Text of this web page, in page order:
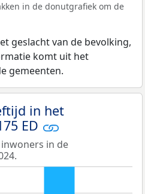
in de donutgrafiek om de
geslacht van de bevolking,
komt uit het
gemeenten.
in het
ED
in de